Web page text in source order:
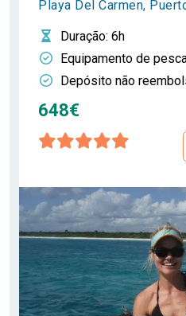
Playa Del Carmen,
Duração: 6h
Equipamento de
Depósito não
648€